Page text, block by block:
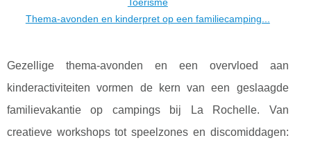
Thema-avonden en kinderpret op een familiecamping...
Gezellige thema-avonden en een overvloed aan
kinderactiviteiten vormen de kern van een geslaagde
familievakantie op campings bij La Rochelle. Van
creatieve workshops tot speelzones en discomiddagen: